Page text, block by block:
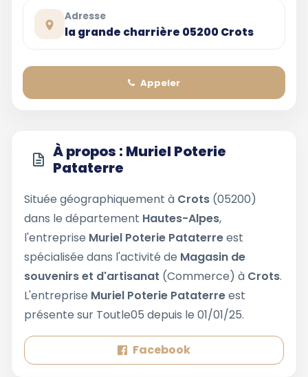
Adresse
la grande charrière 05200 Crots
Appeler
À propos : Muriel Poterie
Pataterre
Située géographiquement à Crots (05200)
dans le département Hautes-Alpes,
l'entreprise Muriel Poterie Pataterreest
spécialisée dans l'activité de Magasin de
souvenirs et d'artisanat (Commerce) à Crots.
L'entreprise Muriel Poterie Pataterreest
présente sur Toutle05 depuis le 01/01/25.
Facebook